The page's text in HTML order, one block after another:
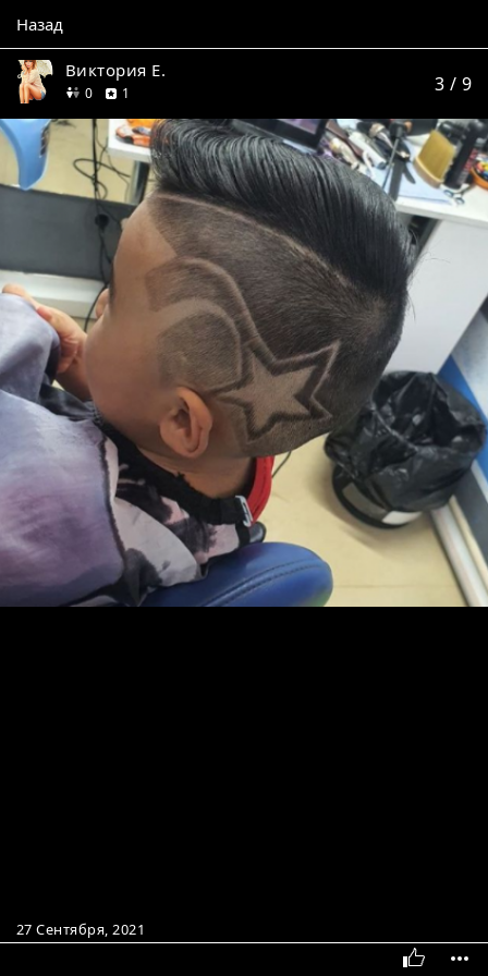
Назад
Виктория Е.
0друзей
1 3 / 9
27 Сентября, 2021